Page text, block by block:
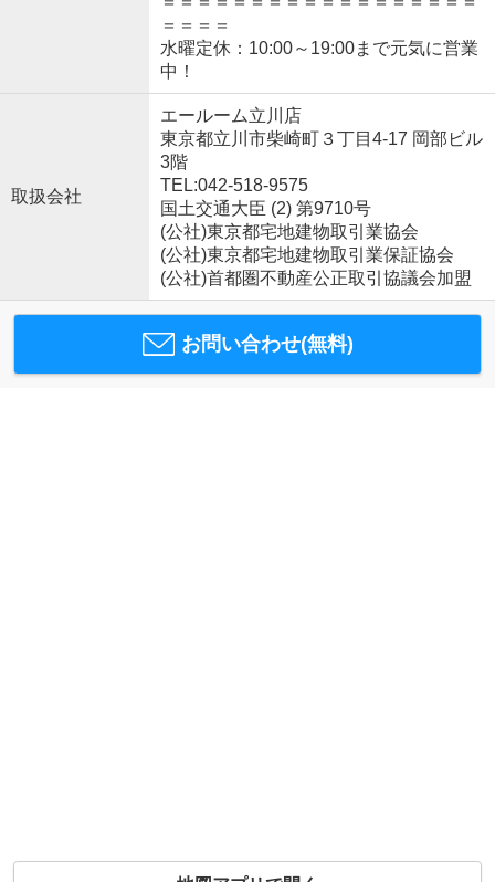
＝＝＝＝
水曜定休：10:00～19:00まで元気に営業
中！
取扱会社
エールーム立川店
東京都立川市柴崎町３丁目4-17 岡部ビル
3階
TEL:042-518-9575
国土交通大臣 (2) 第9710号
(公社)東京都宅地建物取引業協会
(公社)東京都宅地建物取引業保証協会
(公社)首都圏不動産公正取引協議会加盟
お問い合わせ(無料)